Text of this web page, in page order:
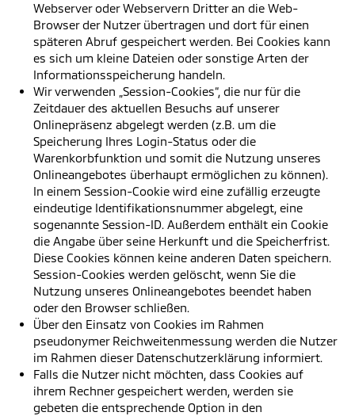
Webserver oder Webservern Dritter an die Web-
Browser der Nutzer übertragen und dort für einen
späteren Abruf gespeichert werden. Bei Cookies kann
es sich um kleine Dateien oder sonstige Arten der
Informationsspeicherung handeln.
Wir verwenden „Session-Cookies“, die nur für die
Zeitdauer des aktuellen Besuchs auf unserer
Onlinepräsenz abgelegt werden (z.B. um die
Speicherung Ihres Login-Status oder die
Warenkorbfunktion und somit die Nutzung unseres
Onlineangebotes überhaupt ermöglichen zu können).
In einem Session-Cookie wird eine zufällig erzeugte
eindeutige Identifikationsnummer abgelegt, eine
sogenannte Session-ID. Außerdem enthält ein Cookie
die Angabe über seine Herkunft und die Speicherfrist.
Diese Cookies können keine anderen Daten speichern.
Session-Cookies werden gelöscht, wenn Sie die
Nutzung unseres Onlineangebotes beendet haben
oder den Browser schließen.
Über den Einsatz von Cookies im Rahmen
pseudonymer Reichweitenmessung werden die Nutzer
im Rahmen dieser Datenschutzerklärung informiert.
Falls die Nutzer nicht möchten, dass Cookies auf
ihrem Rechner gespeichert werden, werden sie
gebeten die entsprechende Option in den